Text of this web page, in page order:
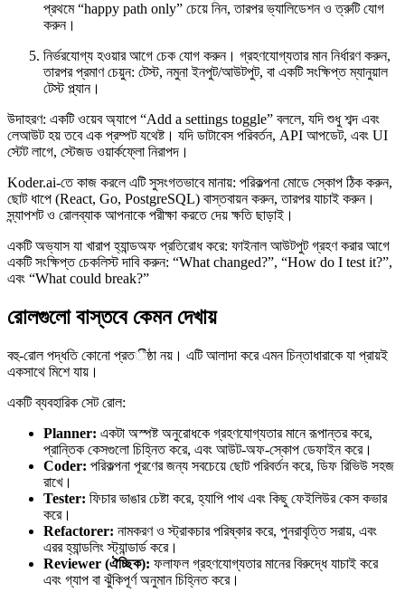
প্রথমে “happy path only” চেয়ে নিন, তারপর ভ্যালিডেশন ও ত্রুটি যোগ
করুন।
নির্ভরযোগ্য হওয়ার আগে চেক যোগ করুন। গ্রহণযোগ্যতার মান নির্ধারণ করুন,
তারপর প্রমাণ চেয়ুন: টেস্ট, নমুনা ইনপুট/আউটপুট, বা একটি সংক্ষিপ্ত ম্যানুয়াল
টেস্ট প্ল্যান।
উদাহরণ: একটি ওয়েব অ্যাপে “Add a settings toggle” বললে, যদি শুধু শব্দ এবং
লেআউট হয় তবে এক প্রম্পট যথেষ্ট। যদি ডাটাবেস পরিবর্তন, API আপডেট, এবং UI
স্টেট লাগে, স্টেজড ওয়ার্কফ্লো নিরাপদ।
Koder.ai-তে কাজ করলে এটি সুসংগতভাবে মানায়: পরিকল্পনা মোডে স্কোপ ঠিক করুন,
ছোট ধাপে (React, Go, PostgreSQL) বাস্তবায়ন করুন, তারপর যাচাই করুন।
স্ন্যাপশট ও রোলব্যাক আপনাকে পরীক্ষা করতে দেয় ক্ষতি ছাড়াই।
একটি অভ্যাস যা খারাপ হ্যান্ডঅফ প্রতিরোধ করে: ফাইনাল আউটপুট গ্রহণ করার আগে
একটি সংক্ষিপ্ত চেকলিস্ট দাবি করুন: “What changed?”, “How do I test it?”,
এবং “What could break?”
রোলগুলো বাস্তবে কেমন দেখায়
বহু-রোল পদ্ধতি কোনো প্রতීষ্ঠা নয়। এটি আলাদা করে এমন চিন্তাধারাকে যা প্রায়ই
একসাথে মিশে যায়।
একটি ব্যবহারিক সেট রোল:
Planner: একটা অস্পষ্ট অনুরোধকে গ্রহণযোগ্যতার মানে রূপান্তর করে,
প্রান্তিক কেসগুলো চিহ্নিত করে, এবং আউট-অফ-স্কোপ ডেফাইন করে।
Coder: পরিকল্পনা পূরণের জন্য সবচেয়ে ছোট পরিবর্তন করে, ডিফ রিভিউ সহজ
রাখে।
Tester: ফিচার ভাঙার চেষ্টা করে, হ্যাপি পাথ এবং কিছু ফেইলিউর কেস কভার
করে।
Refactorer: নামকরণ ও স্ট্রাকচার পরিষ্কার করে, পুনরাবৃত্তি সরায়, এবং
এরর হ্যান্ডলিং স্ট্যান্ডার্ড করে।
Reviewer (ঐচ্ছিক): ফলাফল গ্রহণযোগ্যতার মানের বিরুদ্ধে যাচাই করে
এবং গ্যাপ বা ঝুঁকিপূর্ণ অনুমান চিহ্নিত করে।